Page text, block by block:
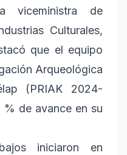
viceministra de
Culturales,
que el equipo
Arqueológica
(PRIAK 2024-
de avance en su
iniciaron en